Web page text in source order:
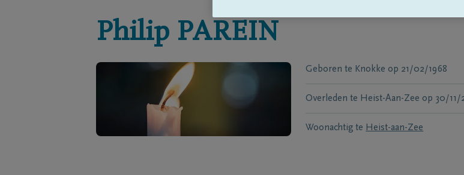
Philip PAREIN
Geboren te Knokke op 21/02/1968
Overleden te Heist-Aan-Zee op 30/11/
Woonachtig te Heist-aan-Zee